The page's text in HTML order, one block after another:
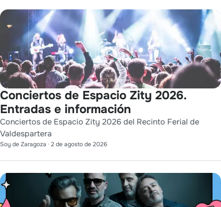
Conciertos de Espacio Zity 2026.
Entradas e información
Conciertos de Espacio Zity 2026 del Recinto Ferial de
Valdespartera
Soy de Zaragoza · 2 de agosto de 2026